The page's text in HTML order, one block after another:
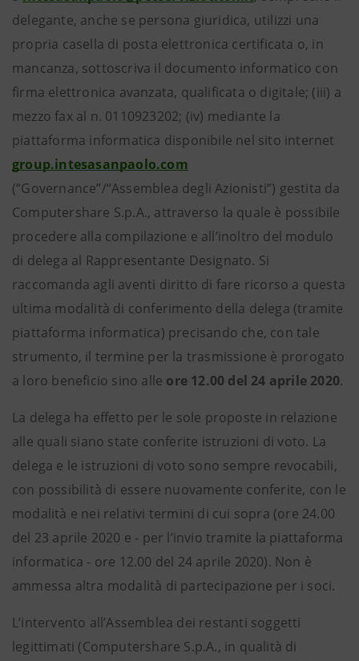
delegante, anche se persona giuridica, utilizzi una
propria casella di posta elettronica certificata o, in
mancanza, sottoscriva il documento informatico con
firma elettronica avanzata, qualificata o digitale; (iii) a
mezzo fax al n. 0110923202; (iv) mediante la
piattaforma informatica disponibile nel sito internet
group.intesasanpaolo.com
(“Governance”/“Assemblea degli Azionisti”) gestita da
Computershare S.p.A., attraverso la quale è possibile
procedere alla compilazione e all’inoltro del modulo
di delega al Rappresentante Designato. Si
raccomanda agli aventi diritto di fare ricorso a questa
ultima modalità di conferimento della delega (tramite
piattaforma informatica) precisando che, con tale
strumento, il termine per la trasmissione è prorogato
a loro beneficio sino alle ore 12.00 del 24 aprile 2020.
La delega ha effetto per le sole proposte in relazione
alle quali siano state conferite istruzioni di voto. La
delega e le istruzioni di voto sono sempre revocabili,
con possibilità di essere nuovamente conferite, con le
modalità e nei relativi termini di cui sopra (ore 24.00
del 23 aprile 2020 e - per l’invio tramite la piattaforma
informatica - ore 12.00 del 24 aprile 2020). Non è
ammessa altra modalità di partecipazione per i soci.
L’intervento all’Assemblea dei restanti soggetti
legittimati (Computershare S.p.A., in qualità di